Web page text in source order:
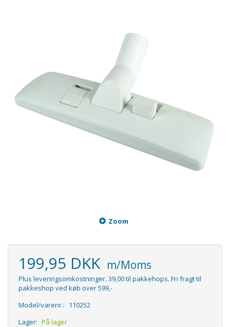
Zoom
199,95 DKK m/Moms
Plus leveringsomkostninger. 39,00 til pakkehops. Fri fragt til
pakkeshop ved køb over 599,-
Model/varenr.: 110252
Lager: På lager